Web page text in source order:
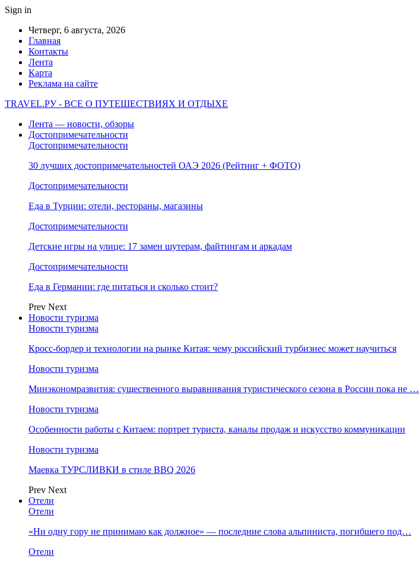
Sign in
Четверг, 6 августа, 2026
Главная
Контакты
Лента
Карта
Реклама на сайте
TRAVEL.РУ - ВСЕ О ПУТЕШЕСТВИЯХ И ОТДЫХЕ
Лента — новости, обзоры
Достопримечательности
Достопримечательности
30 лучших достопримечательностей ОАЭ 2026 (Рейтинг + ФОТО)
Достопримечательности
Еда в Турции: отели, рестораны, магазины
Достопримечательности
Детские игры на улице: 17 замен шутерам, файтингам и аркадам
Достопримечательности
Еда в Германии: где питаться и сколько стоит?
Prev Next
Новости туризма
Новости туризма
Кросс-бордер и технологии на рынке Китая: чему российский турбизнес может научиться
Новости туризма
Минэкономразвития: существенного выравнивания туристического сезона в России пока не …
Новости туризма
Особенности работы с Китаем: портрет туриста, каналы продаж и искусство коммуникации
Новости туризма
Маевка ТУРСЛИВКИ в стиле BBQ 2026
Prev Next
Отели
Отели
«Ни одну гору не принимаю как должное» — последние слова альпиниста, погибшего под…
Отели